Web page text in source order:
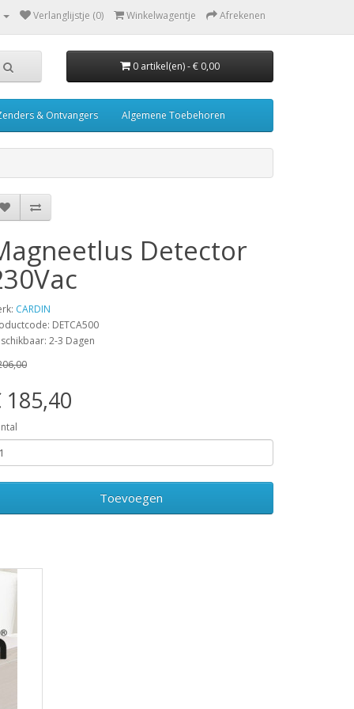
Verlanglijstje (0) Winkelwagentje Afrekenen
0 artikel(en) - € 0,00
& Ontvangers Algemene Toebehoren
Detector
CARDIN
DETCA500
2-3 Dagen
185,40
Toevoegen